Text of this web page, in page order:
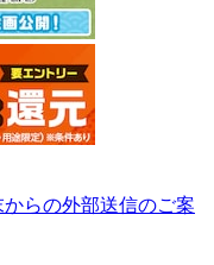
らの外部送信のご案